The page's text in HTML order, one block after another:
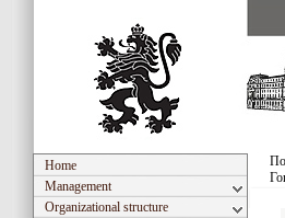
Home
Management
Organizational structure